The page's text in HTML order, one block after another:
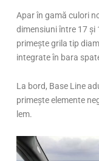
Apar în gamă culori
dimensiuni între 17 și
primește grila tip
integrate în bara
La bord, Base Line
primește elemente
lem.